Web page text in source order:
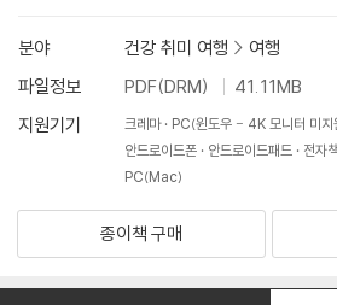
분야 건강 취미 여행 > 여행
파일정보
PDF(DRM)
41.11MB
지원기기
크레마 PC(윈도우 - 4K 모니터 미지
안드로이드폰
안드로이드패드
전자
PC(Mac)
종이책 구매